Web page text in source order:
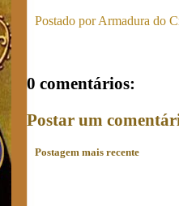
Postado porArmadura do
0 comentários:
Postar um
Postagem mais recente